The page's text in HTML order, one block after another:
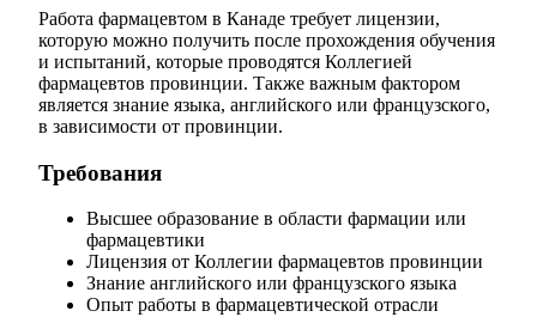
Работа фармацевтом в Канаде требует лицензии,
которую можно получить после прохождения обучения
и испытаний, которые проводятся Коллегией
фармацевтов провинции. Также важным фактором
является знание языка, английского или французского,
в зависимости от провинции.
Требования
Высшее образование в области фармации или
фармацевтики
Лицензия от Коллегии фармацевтов провинции
Знание английского или французского языка
Опыт работы в фармацевтической отрасли